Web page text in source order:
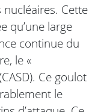
Cette
qu’une large
continue du
le «
Ce goulot
le